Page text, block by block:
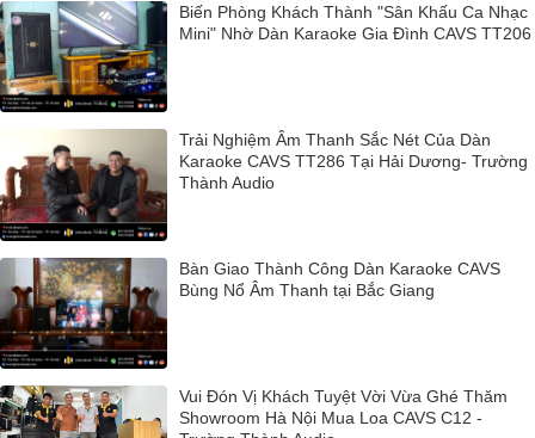
Biến Phòng Khách Thành "Sân Khấu Ca Nhạc
Mini" Nhờ Dàn Karaoke Gia Đình CAVS TT206
Trải Nghiệm Âm Thanh Sắc Nét Của Dàn
Karaoke CAVS TT286 Tại Hải Dương- Trường
Thành Audio
Bàn Giao Thành Công Dàn Karaoke CAVS
Bùng Nổ Âm Thanh tại Bắc Giang
Vui Đón Vị Khách Tuyệt Vời Vừa Ghé Thăm
Showroom Hà Nội Mua Loa CAVS C12 -